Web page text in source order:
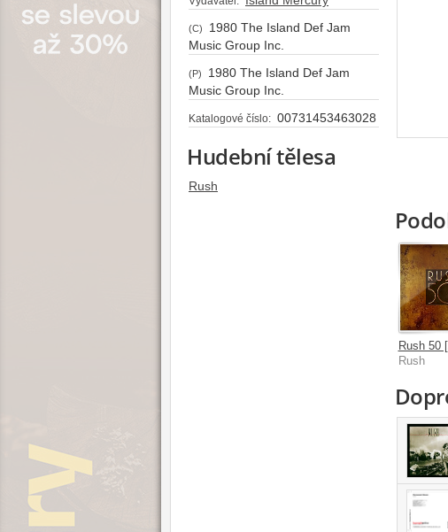
(C)
1980 The Island Def Jam
Music Group Inc.
(P)
1980 The Island Def Jam
Music Group Inc.
Katalogové číslo: 00731453463028
Hudební tělesa
Rush
Rush